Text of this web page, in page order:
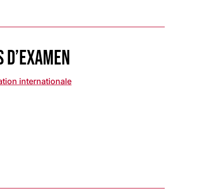
D’EXAMEN
internationale